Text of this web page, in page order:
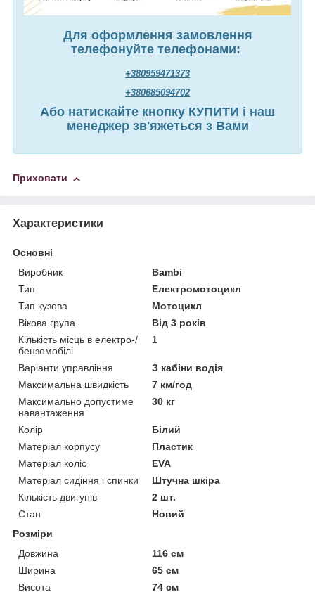
Для оформлення замовлення
телефонуйте телефонами:
+380959471373
+380685094702
Або натискайте кнопку КУПИТИ і наш
менеджер зв'яжеться з Вами
Приховати
Характеристики
Основні
Виробник
Bambi
Тип
Електромотоцикл
Тип кузова
Мотоцикл
Вікова група
Від 3 років
Кількість місць в електро-/
бензомобілі
1
Варіанти управління
З кабіни водія
Максимальна швидкість
7 км/год
Максимально допустиме
навантаження
30 кг
Колір
Білий
Матеріал корпусу
Пластик
Матеріал коліс
EVA
Матеріал сидіння і спинки
Штучна шкіра
Кількість двигунів
2 шт.
Стан
Новий
Розміри
Довжина
116 см
Ширина
65 см
Висота
74 см